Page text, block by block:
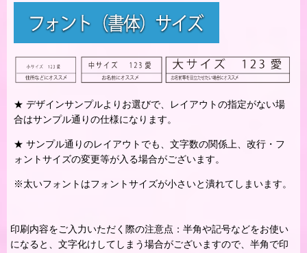
★ デザインサンプルよりお選びで、レイアウトの指定がない場
合はサンプル通りの仕様になります。
★ サンプル通りのレイアウトでも、文字数の関係上、改行・フ
ォントサイズの変更等が入る場合がございます。
※太いフォントはフォントサイズが小さいと潰れてしまいます。
印刷内容をご入力いただく際の注意点：半角や記号などをお使い
になると、文字化けしてしまう場合がございますので、半角で印